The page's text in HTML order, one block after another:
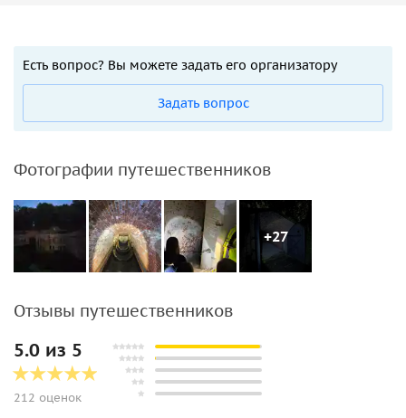
Есть вопрос? Вы можете задать его организатору
Задать вопрос
Фотографии путешественников
+27
Отзывы путешественников
5.0 из 5
212 оценок